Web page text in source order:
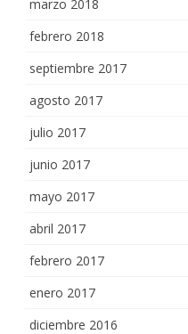
marzo 2018
febrero 2018
septiembre 2017
agosto 2017
julio 2017
junio 2017
mayo 2017
abril 2017
febrero 2017
enero 2017
diciembre 2016